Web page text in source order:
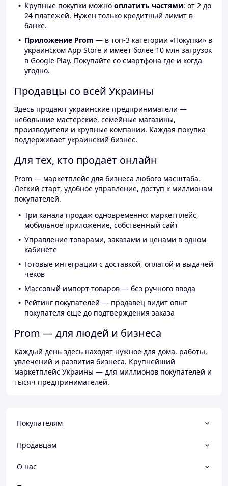
Крупные покупки можно оплатить частями: от 2 до
24 платежей. Нужен только кредитный лимит в
банке.
Приложение Prom — в топ-3 категории «Покупки» в
украинском App Store и имеет более 10 млн загрузок
в Google Play. Покупайте со смартфона где и когда
угодно.
Продавцы со всей Украины
Здесь продают украинские предприниматели —
небольшие мастерские, семейные магазины,
производители и крупные компании. Каждая покупка
поддерживает украинский бизнес.
Для тех, кто продаёт онлайн
Prom — маркетплейс для бизнеса любого масштаба.
Лёгкий старт, удобное управление, доступ к миллионам
покупателей.
Три канала продаж одновременно: маркетплейс,
мобильное приложение, собственный сайт
Управление товарами, заказами и ценами в одном
кабинете
Готовые интеграции с доставкой, оплатой и выдачей
чеков
Массовый импорт товаров — без ручного ввода
Рейтинг покупателей — продавец видит опыт
покупателя ещё до подтверждения заказа
Prom — для людей и бизнеса
Каждый день здесь находят нужное для дома, работы,
увлечений и развития бизнеса. Крупнейший
маркетплейс Украины — для миллионов покупателей и
тысяч предпринимателей.
Покупателям
Продавцам
О нас